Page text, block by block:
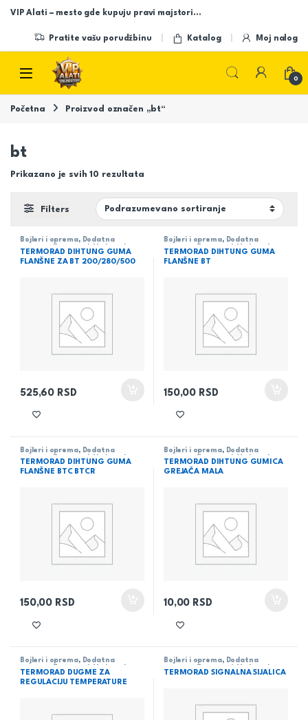
Skip to navigation
Skip to content
VIP Alati – mesto gde kupuju pravi majstori…
Pratite vašu porudžbinu Katalog Moj nalog
Open
0
Početna Proizvod označen „bt“
bt
Prikazano je svih 10 rezultata
Filters
Bojleri i oprema, Dodatna
oprema ,Termorad ,Vodovod
TERMORAD DIHTUNG GUMA
FLANŠNE ZA BT 200/280/500
525,60 RSD
Bojleri i oprema, Dodatna
oprema ,Termorad ,Vodovod
TERMORAD DIHTUNG GUMA
FLANŠNE BT
150,00 RSD
Bojleri i oprema, Dodatna
oprema ,Termorad ,Vodovod
TERMORAD DIHTUNG GUMA
FLANŠNE BTC BTCR
150,00 RSD
Bojleri i oprema, Dodatna
oprema ,Termorad ,Vodovod
TERMORAD DIHTUNG GUMICA
GREJAČA MALA
10,00 RSD
Bojleri i oprema, Dodatna
oprema ,Termorad ,Vodovod
TERMORAD DUGME ZA
REGULACIJU TEMPERATURE
Bojleri i oprema, Dodatna
oprema ,Termorad,Vodovod
TERMORAD SIGNALNA SIJALICA